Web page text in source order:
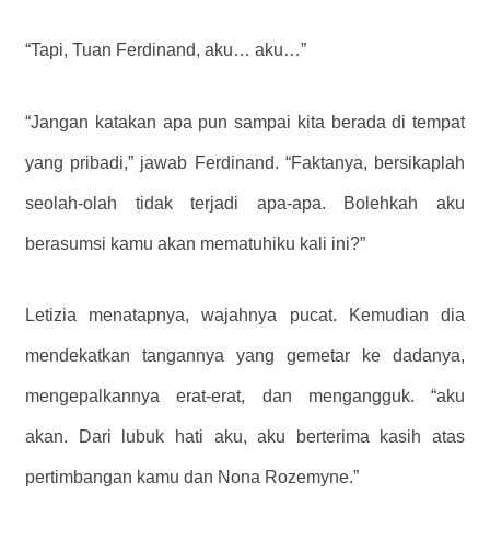
“Tapi, Tuan Ferdinand, aku… aku…”
“Jangan katakan apa pun sampai kita berada di tempat
yang pribadi,” jawab Ferdinand. “Faktanya, bersikaplah
seolah-olah tidak terjadi apa-apa. Bolehkah aku
berasumsi kamu akan mematuhiku kali ini?”
Letizia menatapnya, wajahnya pucat. Kemudian dia
mendekatkan tangannya yang gemetar ke dadanya,
mengepalkannya erat-erat, dan mengangguk. “aku
akan. Dari lubuk hati aku, aku berterima kasih atas
pertimbangan kamu dan Nona Rozemyne.”